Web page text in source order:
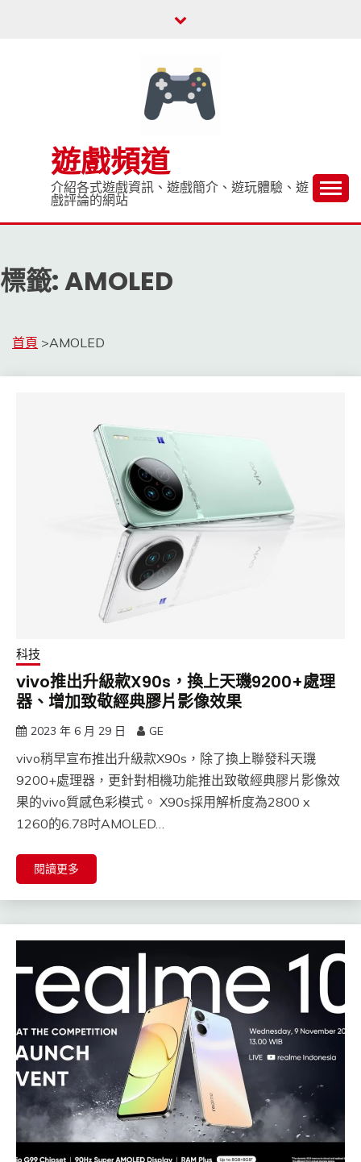
遊戲頻道
介紹各式遊戲資訊、遊戲簡介、遊玩體驗、遊
戲評論的網站
標籤:AMOLED
首頁 >AMOLED
科技
vivo推出升級款X90s，換上天璣9200+處理
器、增加致敬經典膠片影像效果
2023 年 6 月 29 日 GE
vivo稍早宣布推出升級款X90s，除了換上聯發科天璣
9200+處理器，更針對相機功能推出致敬經典膠片影像效
果的vivo質感色彩模式。 X90s採用解析度為2800 x
1260的6.78吋AMOLED…
閱讀更多